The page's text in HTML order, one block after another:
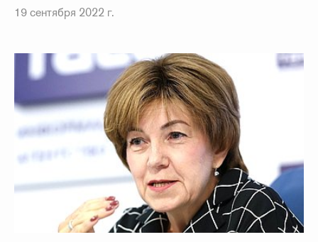
19 сентября 2022 г.